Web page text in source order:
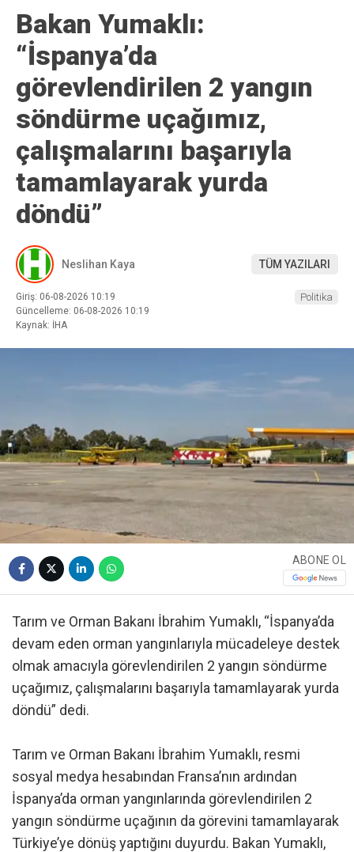
Bakan Yumaklı:
“İspanya’da
görevlendirilen 2 yangın
söndürme uçağımız,
çalışmalarını başarıyla
tamamlayarak yurda
döndü”
Neslihan Kaya TÜM YAZILARI
Giriş: 06-08-2026 10:19
Güncelleme: 06-08-2026 10:19
Kaynak: İHA
Politika
ABONE OL
Tarım ve Orman Bakanı İbrahim Yumaklı, “İspanya’da
devam eden orman yangınlarıyla mücadeleye destek
olmak amacıyla görevlendirilen 2 yangın söndürme
uçağımız, çalışmalarını başarıyla tamamlayarak yurda
döndü” dedi.
Tarım ve Orman Bakanı İbrahim Yumaklı, resmi
sosyal medya hesabından Fransa’nın ardından
İspanya’da orman yangınlarında görevlendirilen 2
yangın söndürme uçağının da görevini tamamlayarak
Türkiye’ye dönüş yaptığını duyurdu. Bakan Yumaklı,